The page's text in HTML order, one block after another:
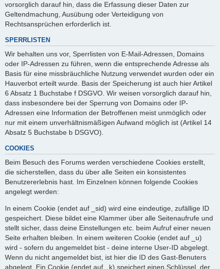
vorsorglich darauf hin, dass die Erfassung dieser Daten zur
Geltendmachung, Ausübung oder Verteidigung von
Rechtsansprüchen erforderlich ist.
SPERRLISTEN
Wir behalten uns vor, Sperrlisten von E-Mail-Adressen, Domains
oder IP-Adressen zu führen, wenn die entsprechende Adresse als
Basis für eine missbräuchliche Nutzung verwendet wurden oder ein
Hauverbot erteilt wurde. Basis der Speicherung ist auch hier Artikel
6 Absatz 1 Buchstabe f DSGVO. Wir weisen vorsorglich darauf hin,
dass insbesondere bei der Sperrung von Domains oder IP-
Adressen eine Information der Betroffenen meist unmöglich oder
nur mit einem unverhältnismäßigen Aufwand möglich ist (Artikel 14
Absatz 5 Buchstabe b DSGVO).
COOKIES
Beim Besuch des Forums werden verschiedene Cookies erstellt,
die sicherstellen, dass du über alle Seiten ein konsistentes
Benutzererlebnis hast. Im Einzelnen können folgende Cookies
angelegt werden:
In einem Cookie (endet auf _sid) wird eine eindeutige, zufällige ID
gespeichert. Diese bildet eine Klammer über alle Seitenaufrufe und
stellt sicher, dass deine Einstellungen etc. beim Aufruf einer neuen
Seite erhalten bleiben. In einem weiteren Cookie (endet auf _u)
wird - sofern du angemeldet bist - deine interne User-ID abgelegt.
Wenn du nicht angemeldet bist, ist hier die ID des Gast-Benuters
abgelegt. Ein Cookie (endet auf _k) speichert einen Schlüssel, der